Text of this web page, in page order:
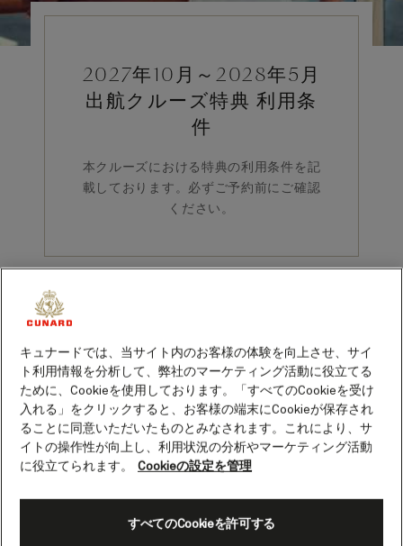
2027年10月～2028年5月
出航クルーズ特典 利用条
件
本クルーズにおける特典の利用条件を記
載しております。必ずご予約前にご確認
ください。
一般予約約款リンク
最新の一般予約約款については、こちらをご参照ください。
ローンチ代金および早期予約特典の利用条件
を基準とし、1人目および2人目までに適用されます。お一人利用または
キュナードでは、当サイト内のお客様の体験を向上させ、サイ
ト利用情報を分析して、弊社のマーケティング活動に役立てる
ために、Cookieを使用しております。「すべてのCookieを受け
入れる」をクリックすると、お客様の端末にCookieが保存され
ることに同意いただいたものとみなされます。これにより、サ
イトの操作性が向上し、利用状況の分析やマーケティング活動
に役立てられます。
Cookieの設定を管理
すべてのCookieを許可する